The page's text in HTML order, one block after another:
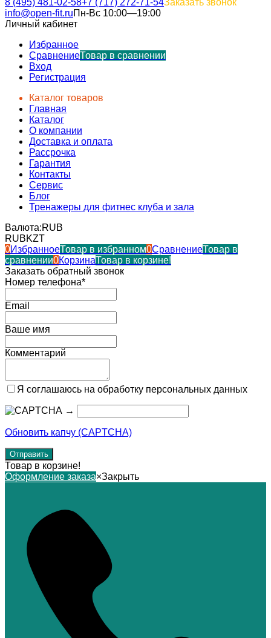
info@open-fit.ruПн-Вс 10:00—19:00
Личный кабинет
Избранное
СравнениеТовар в сравнении
Вход
Регистрация
Каталог товаров
Главная
Каталог
О компании
Доставка и оплата
Рассрочка
Гарантия
Контакты
Сервис
Блог
Тренажеры для фитнес клуба и зала
Валюта:RUB
RUBKZT
0ИзбранноеТовар в избранном0СравнениеТовар в
сравнении0КорзинаТовар в корзине!
Заказать обратный звонок
Номер телефона*
Email
Ваше имя
Комментарий
Я соглашаюсь на обработку персональных данных
→
Обновить капчу (CAPTCHA)
Товар в корзине!
Оформление заказа×Закрыть